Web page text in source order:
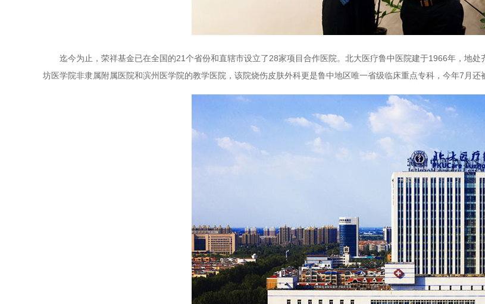
迄今为止，荣祥基金已在全国的21个省份和直辖市设立了28家项目合作医院。北大医疗鲁中医院建于1966年，地处
坊医学院非隶属附属医院和滨州医学院的教学医院，该院烧伤皮肤外科更是鲁中地区唯一省级临床重点专科，今年7月还